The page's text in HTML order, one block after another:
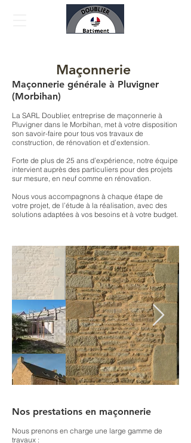
Maçonnerie
Maçonnerie générale à Pluvigner
(Morbihan)
La SARL Doublier, entreprise de maçonnerie à
Pluvigner dans le Morbihan, met à votre disposition
son savoir-faire pour tous vos travaux de
construction, de rénovation et d’extension.
Forte de plus de 25 ans d’expérience, notre équipe
intervient auprès des particuliers pour des projets
sur mesure, en neuf comme en rénovation.
Nous vous accompagnons à chaque étape de
votre projet, de l’étude à la réalisation, avec des
solutions adaptées à vos besoins et à votre budget.
Nos prestations en maçonnerie
Nous prenons en charge une large gamme de
travaux :